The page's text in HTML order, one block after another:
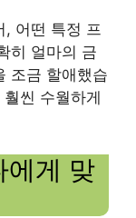
, 어떤 특정 프
히 얼마의 금
조금 할애했습
씬 수월하게
에게 맞